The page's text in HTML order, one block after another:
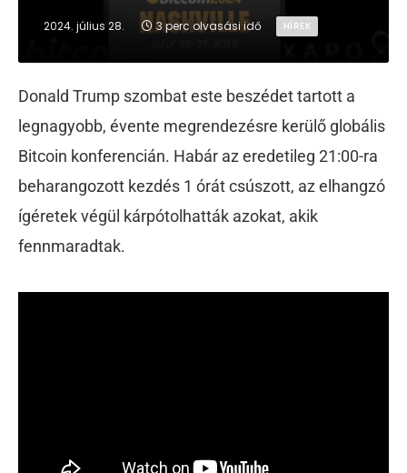
2024. július 28. 3 perc olvasási idő HÍREK
Donald Trump szombat este beszédet tartott a
legnagyobb, évente megrendezésre kerülő globális
Bitcoin konferencián. Habár az eredetileg 21:00-ra
beharangozott kezdés 1 órát csúszott, az elhangzó
ígéretek végül kárpótolhatták azokat, akik
fennmaradtak.